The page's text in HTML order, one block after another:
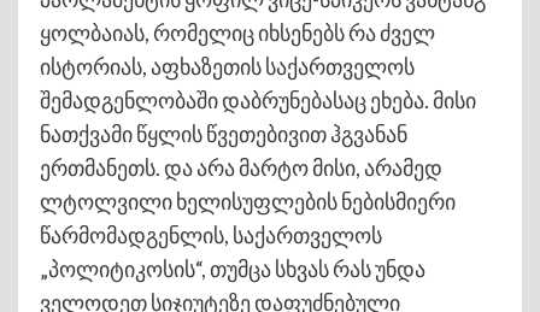
ყოლბაიას, რომელიც იხსენებს რა ძველ
ისტორიას, აფხაზეთის საქართველოს
შემადგენლობაში დაბრუნებასაც ეხება. მისი
ნათქვამი წყლის წვეთებივით ჰგვანან
ერთმანეთს. და არა მარტო მისი, არამედ
ლტოლვილი ხელისუფლების ნებისმიერი
წარმომადგენლის, საქართველოს
„პოლიტიკოსის“, თუმცა სხვას რას უნდა
ველოდეთ სიჯიუტეზე დაფუძნებული